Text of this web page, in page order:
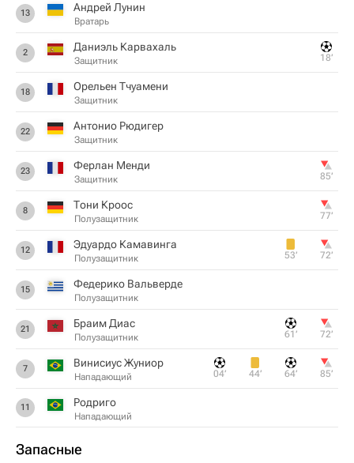
13 Андрей Лунин
Вратарь
2 Даниэль Карвахаль
Защитник 18‎’‎
18 Орельен Тчуамени
Защитник
22 Антонио Рюдигер
Защитник
23 Ферлан Менди
Защитник 85‎’‎
8 Тони Кроос
Полузащитник 77‎’‎
12 Эдуардо Камавинга
Полузащитник 53‎’‎ 72‎’‎
15 Федерико Вальверде
Полузащитник
21 Браим Диас
Полузащитник 61‎’‎ 72‎’‎
7 Винисиус Жуниор
Нападающий 04‎’‎ 44‎’‎ 64‎’‎ 85‎’‎
11 Родриго
Нападающий
Запасные